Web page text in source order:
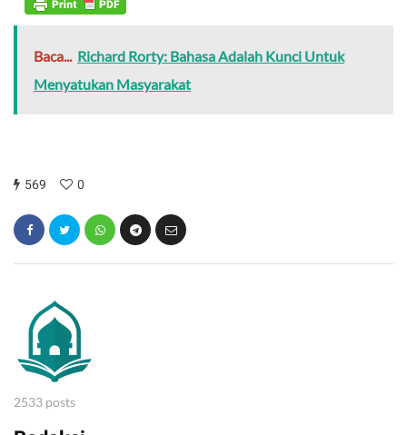
Baca... Richard Rorty: Bahasa Adalah Kunci Untuk
Menyatukan Masyarakat
569 0
2533 posts